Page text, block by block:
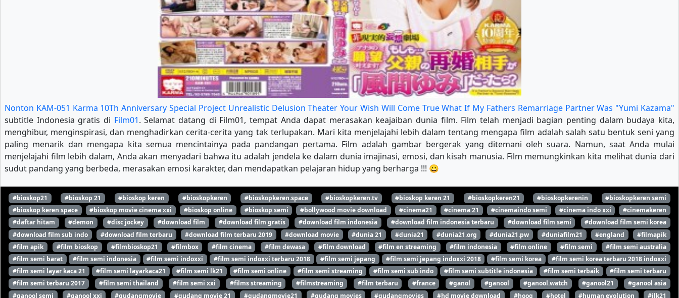
Nonton KAM-051 Karma 10Th Anniversary Special Project Unrealistic Delusion Theater Your Wish Will Come True What If My Fathers Remarriage Partner Was "Yumi Kazama"
subtitle Indonesia gratis di Film01. Selamat datang di Film01, tempat Anda dapat merasakan keajaiban dunia film. Film telah menjadi bagian penting dalam budaya kita,
menghibur, menginspirasi, dan menghadirkan cerita-cerita yang tak terlupakan. Mari kita menjelajahi lebih dalam tentang mengapa film adalah salah satu bentuk seni yang
paling menarik dan mengapa kita semua mencintainya pada pandangan pertama. Film adalah gambar bergerak yang ditemani oleh suara. Namun, saat Anda mulai
menjelajahi film lebih dalam, Anda akan menyadari bahwa itu adalah jendela ke dalam dunia imajinasi, emosi, dan kisah manusia. Film memungkinkan kita melihat dunia dari
sudut pandang yang berbeda, merasakan emosi karakter, dan mendapatkan pelajaran hidup yang berharga !!! 😀
#bioskop21 #bioskop 21 #bioskop keren #bioskopkeren #bioskopkeren.space #bioskopkeren.tv #bioskop keren 21 #bioskopkeren21 #bioskopkerenin
#bioskopkeren semi
#bioskop keren space
#bioskop movie cinema xxi #bioskop online #bioskop semi #bollywood movie download #cinema21 #cinema 21 #cinemaindo semi #cinema indo xxi
#cinemakeren
#daftar hitam
#demon #disc jockey #download film #download film gratis #download film indonesia #download film indonesia terbaru #download film semi
#download film semi korea
#download film sub indo
#download film terbaru #download film terbaru 2019 #download movie #dunia 21 #dunia21 #dunia21.org #dunia21.pw #duniafilm21 #england
#filmapik
#film apik
#film bioskop #filmbioskop21 #filmbox #film cinema #film dewasa #film download #film en streaming #film indonesia #film online #film semi
#film semi australia
#film semi barat
#film semi indonesia #film semi indoxxi #film semi indoxxi terbaru 2018 #film semi jepang #film semi jepang indoxxi 2018 #film semi korea
#film semi korea terbaru 2018 indoxxi
#film semi layar kaca 21
#film semi layarkaca21 #film semi lk21 #film semi online #film semi streaming #film semi sub indo #film semi subtitle indonesia #film semi terbaik
#film semi terbaru
#film semi terbaru 2017
#film semi thailand #film semi xxi #films streaming #filmstreaming #film terbaru #france #ganol #ganool #ganool.watch #ganool21
#ganool asia
#ganool semi
#ganool xxi #gudangmovie #gudang movie 21 #gudangmovie21 #gudang movies #gudangmovies #hd movie download #hooq #hotel #human evolution
#ilk21